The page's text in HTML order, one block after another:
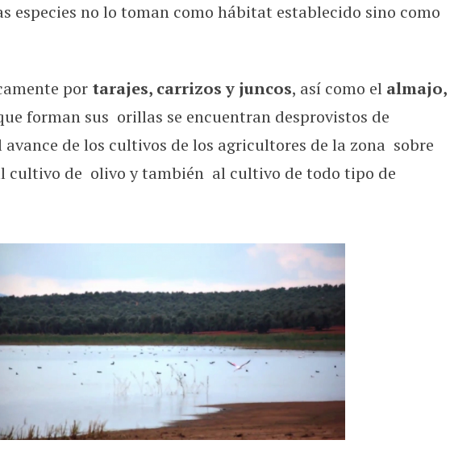
especies no lo toman como hábitat establecido sino como
por tarajes, carrizos y juncos, así como el almajo,
forman sus orillas se encuentran desprovistos de
de los cultivos de los agricultores de la zona sobre
cultivo de olivo y también al cultivo de todo tipo de